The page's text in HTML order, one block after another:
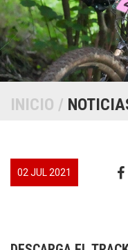
INICIO /
02 JUL 2021